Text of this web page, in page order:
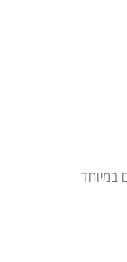
במיוחד